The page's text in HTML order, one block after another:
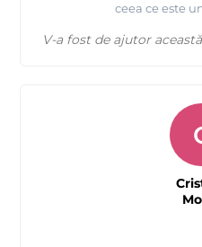
ceea ce este
V-a fost de ajutor